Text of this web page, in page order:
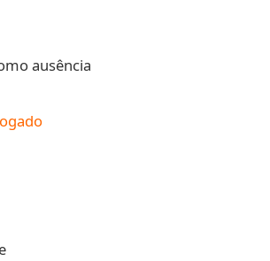
ausência